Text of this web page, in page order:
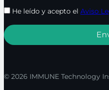
He leído y acepto el Aviso
© 2026 IMMUNE Technology